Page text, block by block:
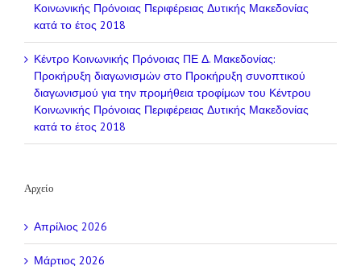
Κοινωνικής Πρόνοιας Περιφέρειας Δυτικής Μακεδονίας
κατά το έτος 2018
Κέντρο Κοινωνικής Πρόνοιας ΠΕ Δ. Μακεδονίας:
Προκήρυξη διαγωνισμών στο Προκήρυξη συνοπτικού
διαγωνισμού για την προμήθεια τροφίμων του Κέντρου
Κοινωνικής Πρόνοιας Περιφέρειας Δυτικής Μακεδονίας
κατά το έτος 2018
Αρχείο
Απρίλιος 2026
Μάρτιος 2026